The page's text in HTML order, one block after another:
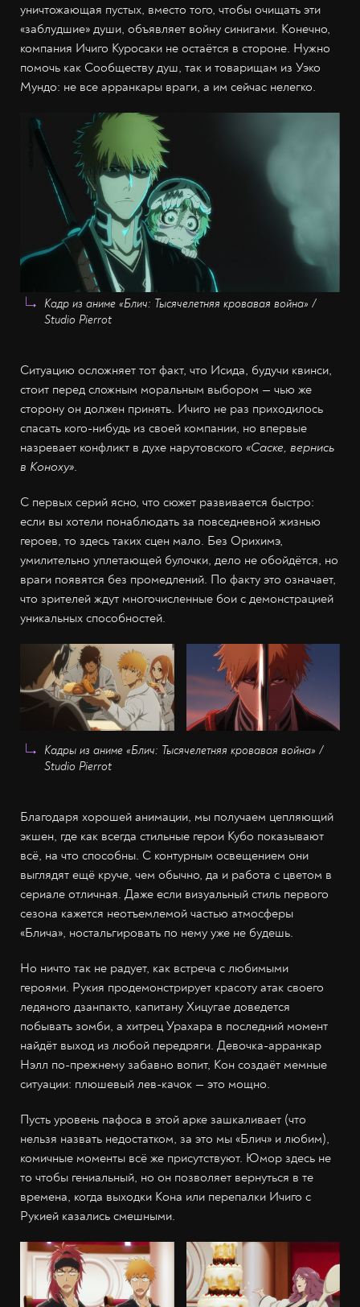
уничтожающая пустых, вместо того, чтобы очищать эти
«заблудшие» души, объявляет войну синигами. Конечно,
компания Ичиго Куросаки не остаётся в стороне. Нужно
помочь как Сообществу душ, так и товарищам из Уэко
Мундо: не все арранкары враги, а им сейчас нелегко.
Кадр из аниме «Блич: Тысячелетняя кровавая война» /
Studio Pierrot
Ситуацию осложняет тот факт, что Исида, будучи квинси,
стоит перед сложным моральным выбором — чью же
сторону он должен принять. Ичиго не раз приходилось
спасать кого-нибудь из своей компании, но впервые
назревает конфликт в духе нарутовского «Саске, вернись
в Коноху».
С первых серий ясно, что сюжет развивается быстро:
если вы хотели понаблюдать за повседневной жизнью
героев, то здесь таких сцен мало. Без Орихимэ,
умилительно уплетающей булочки, дело не обойдётся, но
враги появятся без промедлений. По факту это означает,
что зрителей ждут многочисленные бои с демонстрацией
уникальных способностей.
Кадры из аниме «Блич: Тысячелетняя кровавая война» /
Studio Pierrot
Благодаря хорошей анимации, мы получаем цепляющий
экшен, где как всегда стильные герои Кубо показывают
всё, на что способны. С контурным освещением они
выглядят ещё круче, чем обычно, да и работа с цветом в
сериале отличная. Даже если визуальный стиль первого
сезона кажется неотъемлемой частью атмосферы
«Блича», ностальгировать по нему уже не будешь.
Но ничто так не радует, как встреча с любимыми
героями. Рукия продемонстрирует красоту атак своего
ледяного дзанпакто, капитану Хицугае доведется
побывать зомби, а хитрец Урахара в последний момент
найдёт выход из любой передряги. Девочка-арранкар
Нэлл по-прежнему забавно вопит, Кон создаёт мемные
ситуации: плюшевый лев-качок — это мощно.
Пусть уровень пафоса в этой арке зашкаливает (что
нельзя назвать недостатком, за это мы «Блич» и любим),
комичные моменты всё же присутствуют. Юмор здесь не
то чтобы гениальный, но он позволяет вернуться в те
времена, когда выходки Кона или перепалки Ичиго с
Рукией казались смешными.